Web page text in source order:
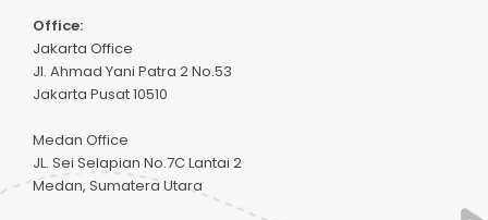
Office:
Jakarta Office
Jl. Ahmad Yani Patra 2 No.53
Jakarta Pusat 10510
Medan Office
JL. Sei Selapian No.7C Lantai 2
Medan, Sumatera Utara